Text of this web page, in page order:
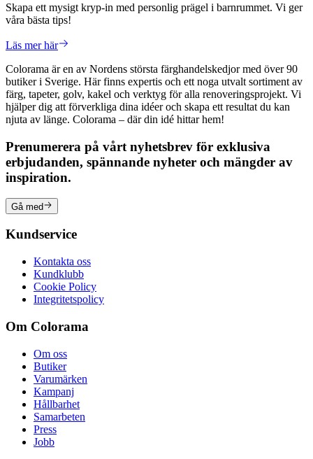
Skapa ett mysigt kryp-in med personlig prägel i barnrummet. Vi ger
våra bästa tips!
Läs mer här
Colorama är en av Nordens största färghandelskedjor med över 90
butiker i Sverige. Här finns expertis och ett noga utvalt sortiment av
färg, tapeter, golv, kakel och verktyg för alla renoveringsprojekt. Vi
hjälper dig att förverkliga dina idéer och skapa ett resultat du kan
njuta av länge. Colorama – där din idé hittar hem!
Prenumerera på vårt nyhetsbrev för exklusiva
erbjudanden, spännande nyheter och mängder av
inspiration.
Gå med
Kundservice
Kontakta oss
Kundklubb
Cookie Policy
Integritetspolicy
Om Colorama
Om oss
Butiker
Varumärken
Kampanj
Hållbarhet
Samarbeten
Press
Jobb